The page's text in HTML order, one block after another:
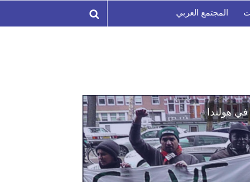
المجتمع العربي
السورية لتعزيز الوحدة